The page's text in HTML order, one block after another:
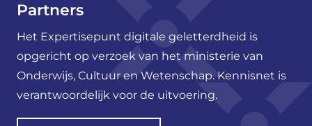
Partners
Het Expertisepunt digitale geletterdheid is
opgericht op verzoek van het ministerie van
Onderwijs, Cultuur en Wetenschap. Kennisnet is
verantwoordelijk voor de uitvoering.